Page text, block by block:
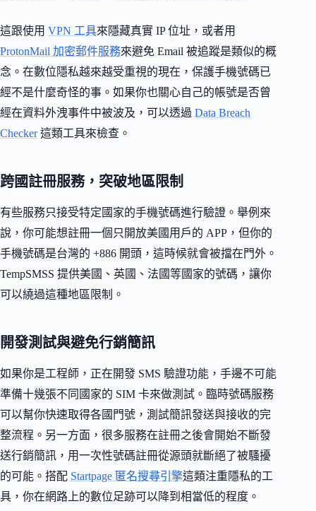
這跟使用 VPN 工具來隱藏真實 IP 位址，或者用
ProtonMail 加密郵件服務來避免 Email 被追蹤是類似的概
念。在數位隱私越來越受重視的現在，保護手機號碼已
經不是什麼奇怪的事。如果你也關心自己的帳號是否曾
經在資料外洩事件中被波及，可以透過 Data Breach
Checker這類工具來檢查。
跨國註冊服務，突破地區限制
有些服務只接受特定國家的手機號碼進行驗證。舉例來
說，你可能想註冊一個只開放美國用戶的 APP，但你的
手機號碼是台灣的 +886 開頭，這時候就會被擋在門外。
TempSMSS 提供美國、英國、法國等國家的號碼，讓你
可以繞過這種地區限制。
開發測試與避免行銷簡訊
如果你是工程師，正在開發 SMS 驗證功能，手邊不可能
準備十幾張不同國家的 SIM 卡來做測試。臨時號碼服務
可以幫你快速取得各國門號，測試簡訊發送與接收的完
整流程。另一方面，很多服務在註冊之後會開始不斷發
送行銷簡訊，用一次性號碼註冊從源頭就斷絕了被騷擾
的可能。搭配 Startpage 匿名搜尋引擎這類注重隱私的工
具，你在網路上的數位足跡可以降到相當低的程度。